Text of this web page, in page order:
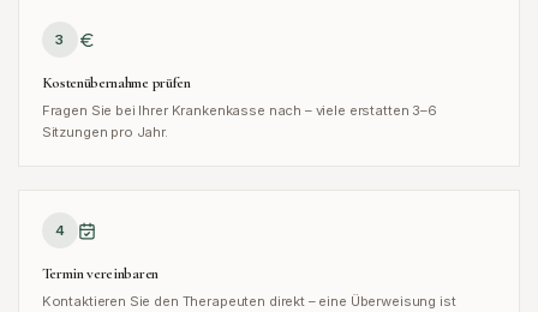
3
Kostenübernahme prüfen
Fragen Sie bei Ihrer Krankenkasse nach – viele erstatten 3–6
Sitzungen pro Jahr.
4
Termin vereinbaren
Kontaktieren Sie den Therapeuten direkt – eine Überweisung ist